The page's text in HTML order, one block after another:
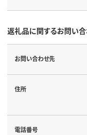
返礼品に関するお問い
お問い合わせ先
住所
電話番号